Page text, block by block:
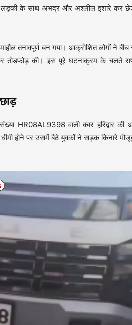
लड़की के साथ अभद्र और अश्लील इशारे कर
तनावपूर्ण बन गया। आक्रोशित लोगों ने
तोड़फोड़ की। इस पूरे घटनाक्रम के चलते
HR08AL9398 वाली कार हरिद्वार
होने पर उसमें बैठे युवकों ने सड़क किनारे